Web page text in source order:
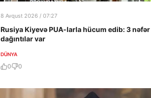
8 Avqust 2026 / 07:27
Rusiya Kiyevə PUA-larla hücum edib: 3
dağıntılar var
DÜNYA
0 0